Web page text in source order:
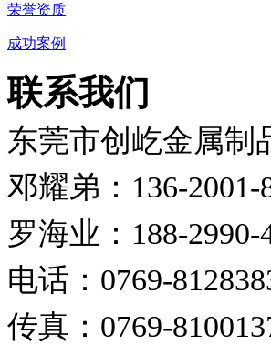
荣誉资质
成功案例
联系我们
东莞市创屹金属制
邓耀弟：136-2001-
罗海业：188-2990-
电话：0769-
传真：0769-